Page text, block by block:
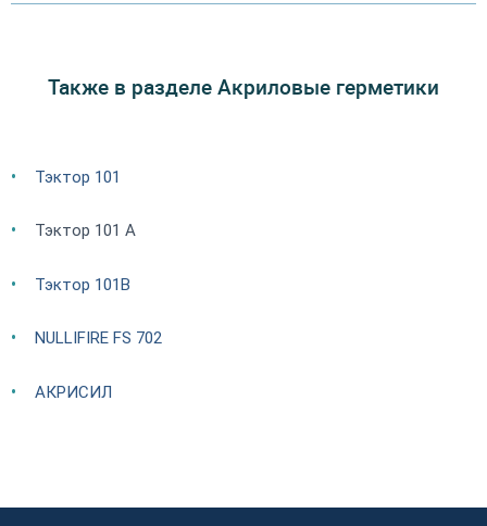
Также в разделе Акриловые герметики
Тэктор 101
Тэктор 101 А
Тэктор 101В
NULLIFIRE FS 702
АКРИСИЛ